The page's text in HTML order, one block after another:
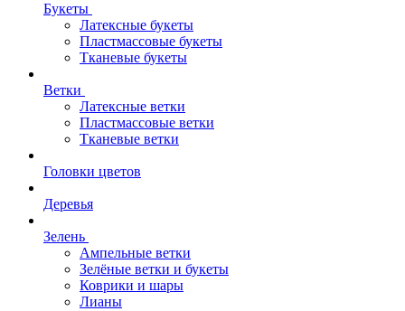
Букеты
Латексные букеты
Пластмассовые букеты
Тканевые букеты
Ветки
Латексные ветки
Пластмассовые ветки
Тканевые ветки
Головки цветов
Деревья
Зелень
Ампельные ветки
Зелёные ветки и букеты
Коврики и шары
Лианы